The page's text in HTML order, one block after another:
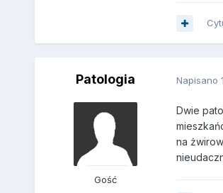
Patologia
Gość
Napisano
Dwie
na